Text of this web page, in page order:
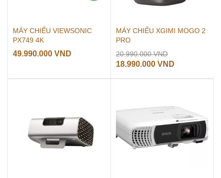
MÁY CHIẾU VIEWSONIC
PX749 4K
49.990.000 VND
MÁY CHIẾU XGIMI MOGO 2
PRO
20.990.000VNDGiá
gốc
18.990.000 VND
18.990.000